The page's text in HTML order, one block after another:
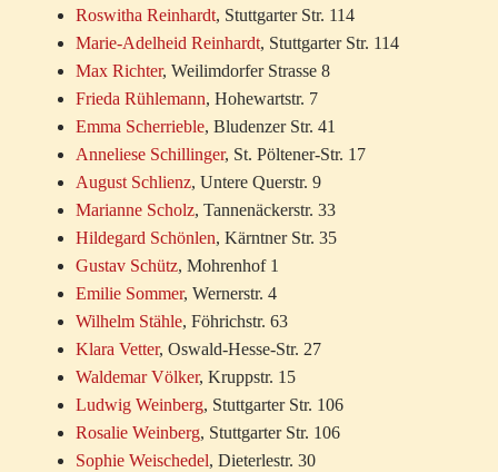
Roswitha Reinhardt, Stuttgarter Str. 114
Marie-Adelheid Reinhardt, Stuttgarter Str. 114
Max Richter, Weilimdorfer Strasse 8
Frieda Rühlemann, Hohewartstr. 7
Emma Scherrieble, Bludenzer Str. 41
Anneliese Schillinger, St. Pöltener-Str. 17
August Schlienz, Untere Querstr. 9
Marianne Scholz, Tannenäckerstr. 33
Hildegard Schönlen, Kärntner Str. 35
Gustav Schütz, Mohrenhof 1
Emilie Sommer, Wernerstr. 4
Wilhelm Stähle, Föhrichstr. 63
Klara Vetter, Oswald-Hesse-Str. 27
Waldemar Völker, Kruppstr. 15
Ludwig Weinberg, Stuttgarter Str. 106
Rosalie Weinberg, Stuttgarter Str. 106
Sophie Weischedel, Dieterlestr. 30